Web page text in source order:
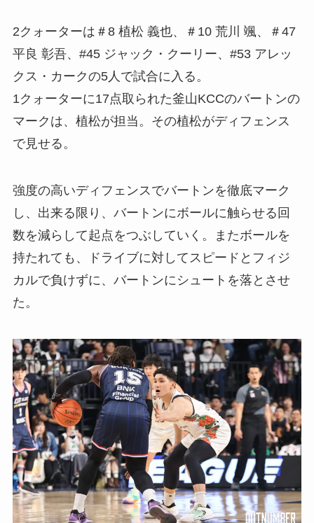
2クォーターは＃8 植松 義也、＃10 荒川 颯、＃47
平良 彰吾、#45 ジャック・クーリー、#53 アレッ
クス・カークの5人で試合に入る。
1クォーターに17点取られた釜山KCCのバートンの
マークは、植松が担当。その植松がディフェンス
で見せる。
強度の高いディフェンスでバートンを徹底マーク
し、出来る限り、バートンにボールに触らせる回
数を減らして起点をつぶしていく。またボールを
持たれても、ドライブに対してスピードとフィジ
カルで負けずに、バートンにシュートを落とさせ
た。